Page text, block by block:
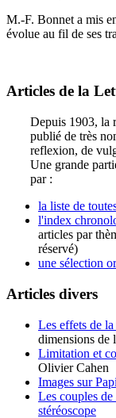
M.-F. Bonnet a mis
évolue au fil de ses
Articles de la
Depuis 1903, la
publié de très
reflexion, de
Une grande
par :
la liste de
l'index
articles par
réservé)
une sélection
Articles divers
Les effets de
dimensions de
Limitation et
Olivier Cahen
Images sur
Les couples
stéréoscope